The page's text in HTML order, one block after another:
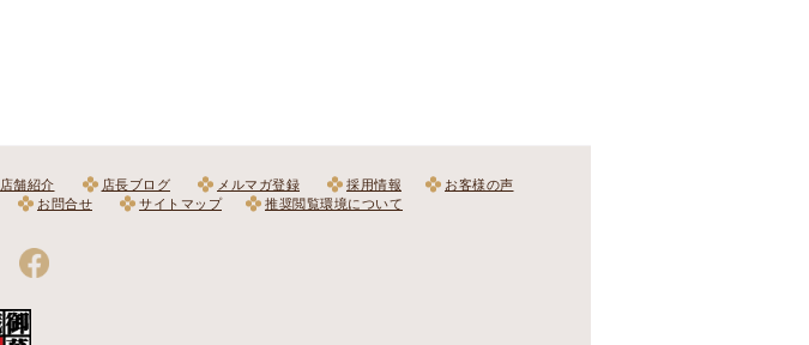
店舗紹介 店長ブログ メルマガ登録 採用情報
お客様の声
お問合せ サイトマップ 推奨閲覧環境について